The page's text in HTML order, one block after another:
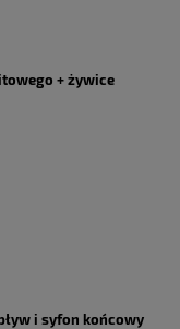
+ żywice
i syfon końcowy